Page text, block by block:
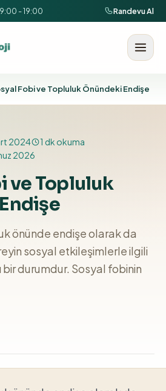
- 19:00 Randevu Al
Fobi ve Topluluk Önündeki Endişe
2024 1 dk okuma
2026
ve Topluluk
önünde endişe olarak da
sosyal etkileşimlerle ilgili
bir durumdur. Sosyal fobinin